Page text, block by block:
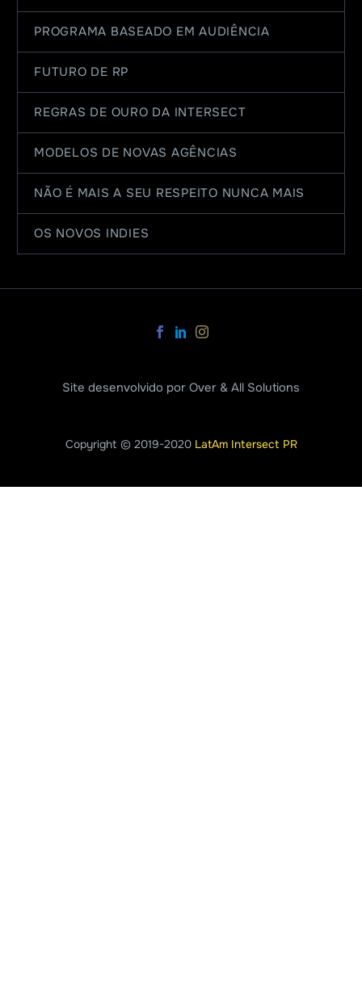
PROGRAMA BASEADO EM AUDIÊNCIA
FUTURO DE RP
REGRAS DE OURO DA INTERSECT
MODELOS DE NOVAS AGÊNCIAS
NÃO É MAIS A SEU RESPEITO NUNCA MAIS
OS NOVOS INDIES
Site desenvolvido por Over & All Solutions
Copyright © 2019-2020 LatAm Intersect PR